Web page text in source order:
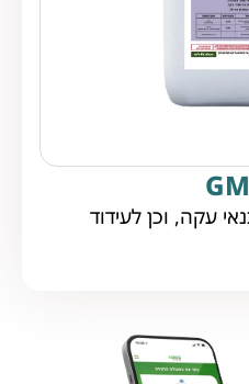
עקה, וכן לעידוד